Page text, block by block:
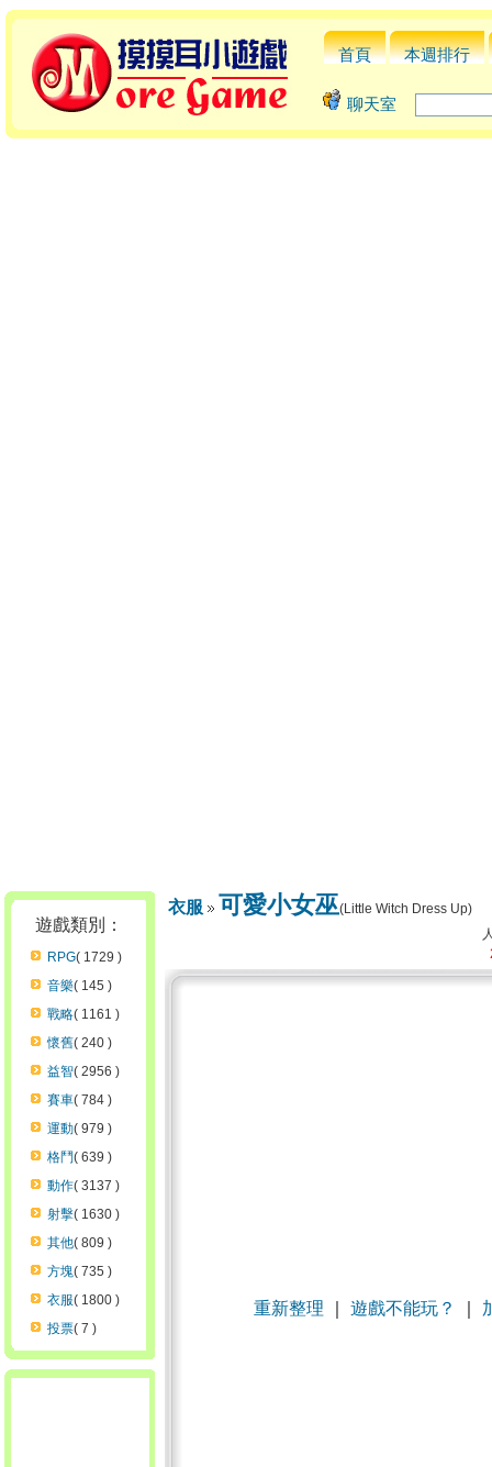
首頁 本週排行
聊天室
遊戲類別：
RPG( 1729 )
音樂( 145 )
戰略( 1161 )
懷舊( 240 )
益智( 2956 )
賽車( 784 )
運動( 979 )
格鬥( 639 )
動作( 3137 )
射擊( 1630 )
其他( 809 )
方塊( 735 )
衣服( 1800 )
投票( 7 )
衣服 可愛小女巫(Little Witch Dress Up)
重新整理 ｜遊戲不能玩？